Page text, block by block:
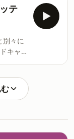
ーマ
ーク
ョッ
テ
別々に
キャ
のは
文字
にひ
で言
した。